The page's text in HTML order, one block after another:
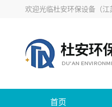
欢迎光临杜安环保设备（江
首页